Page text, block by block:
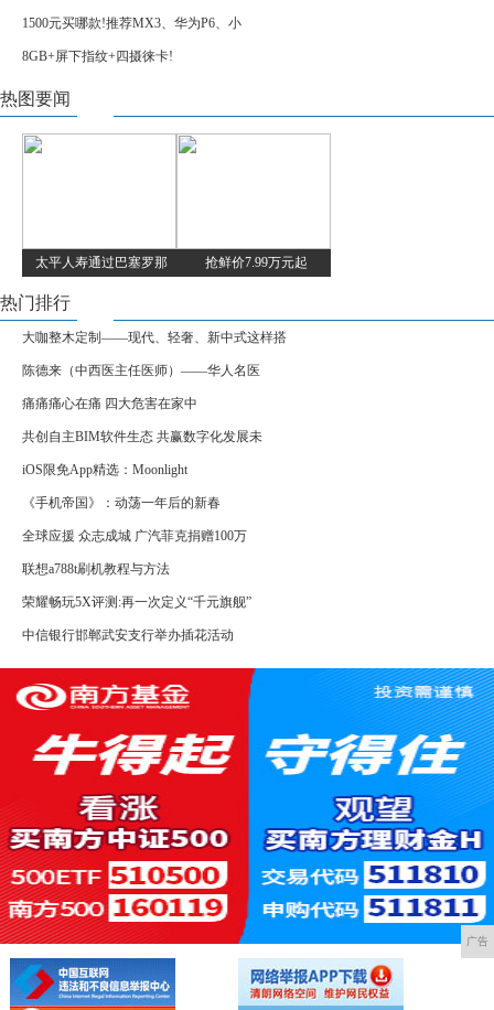
1500元买哪款!推荐MX3、华为P6、小
8GB+屏下指纹+四摄徕卡!
热图要闻
太平人寿通过巴塞罗那 抢鲜价7.99万元起
热门排行
大咖整木定制——现代、轻奢、新中式这样搭
陈德来（中西医主任医师）——华人名医
痛痛痛心在痛 四大危害在家中
共创自主BIM软件生态 共赢数字化发展未
iOS限免App精选：Moonlight
《手机帝国》：动荡一年后的新春
全球应援 众志成城 广汽菲克捐赠100万
联想a788t刷机教程与方法
荣耀畅玩5X评测:再一次定义“千元旗舰”
中信银行邯郸武安支行举办插花活动
广告